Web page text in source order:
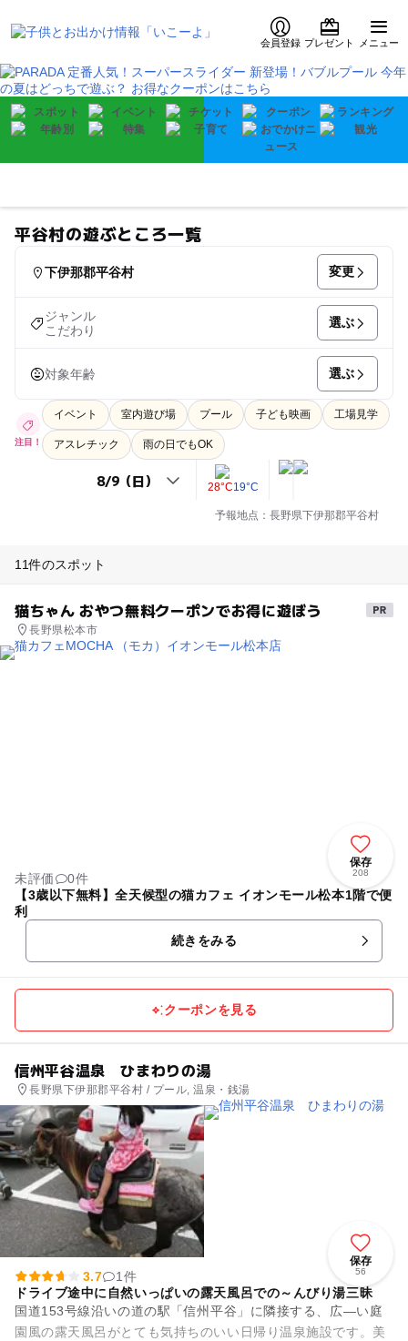
会員登録 プレゼント メニュー
平谷村の遊ぶところ一覧
下伊那郡平谷村 変更
ジャンル
こだわり
選ぶ
対象年齢 選ぶ
注目！
イベント 室内遊び場 プール 子ども映画 工場見学
アスレチック 雨の日でもOK
28°C19°C
予報地点：長野県下伊那郡平谷村
11件のスポット
猫ちゃん おやつ無料クーポンでお得に遊ぼう
長野県松本市
保存
208
未評価
0件
【3歳以下無料】全天候型の猫カフェ イオンモール松本1階で便
利
続きをみる
クーポンを見る
信州平谷温泉 ひまわりの湯
長野県下伊那郡平谷村 / プール, 温泉・銭湯
保存
56
3.7
1件
ドライブ途中に自然いっぱいの露天風呂での～んびり湯三昧
国道153号線沿いの道の駅「信州平谷」に隣接する、広―い庭
園風の露天風呂がとても気持ちのいい日帰り温泉施設です。美